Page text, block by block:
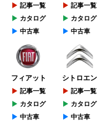
記事一覧
カタログ
中古車
記事一覧
カタログ
中古車
フィアット
記事一覧
カタログ
中古車
シトロエン
記事一覧
カタログ
中古車